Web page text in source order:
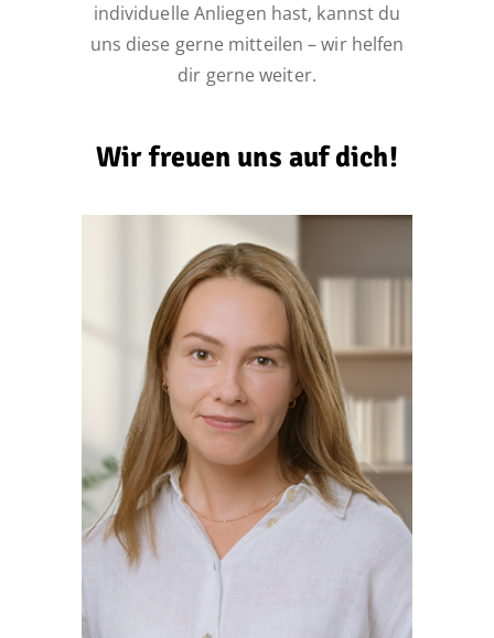
individuelle Anliegen hast, kannst du
uns diese gerne mitteilen – wir helfen
dir gerne weiter.
Wir freuen uns auf dich!